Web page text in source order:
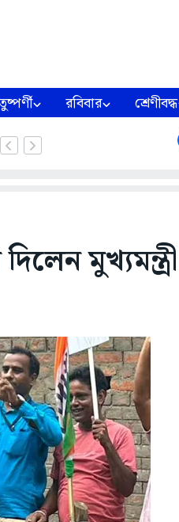
রবিবার শ্রেণীবদ্ধ
মুখ্যমন্ত্রী